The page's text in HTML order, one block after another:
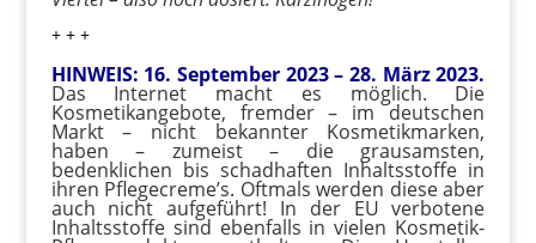
+ + +
HINWEIS: 16. September 2023 – 28. März 2023.
Das Internet macht es möglich. Die
Kosmetikangebote, fremder – im deutschen
Markt – nicht bekannter Kosmetikmarken,
haben – zumeist – die grausamsten,
bedenklichen bis schadhaften Inhaltsstoffe in
ihren Pflegecreme’s. Oftmals werden diese aber
auch nicht aufgeführt! In der EU verbotene
Inhaltsstoffe sind ebenfalls in vielen Kosmetik-